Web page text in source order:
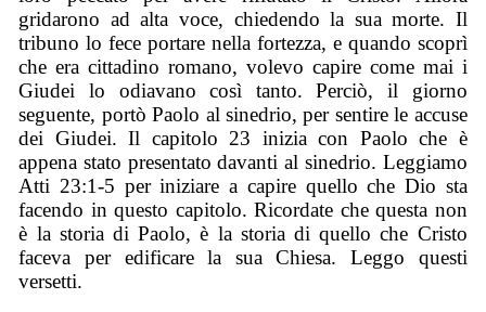
gridarono ad alta voce, chiedendo la sua morte. Il
tribuno lo fece portare nella fortezza, e quando scoprì
che era cittadino romano, volevo capire come mai i
Giudei lo odiavano così tanto. Perciò, il giorno
seguente, portò Paolo al sinedrio, per sentire le accuse
dei Giudei. Il capitolo 23 inizia con Paolo che è
appena stato presentato davanti al sinedrio. Leggiamo
Atti 23:1-5 per iniziare a capire quello che Dio sta
facendo in questo capitolo. Ricordate che questa non
è la storia di Paolo, è la storia di quello che Cristo
faceva per edificare la sua Chiesa. Leggo questi
versetti.